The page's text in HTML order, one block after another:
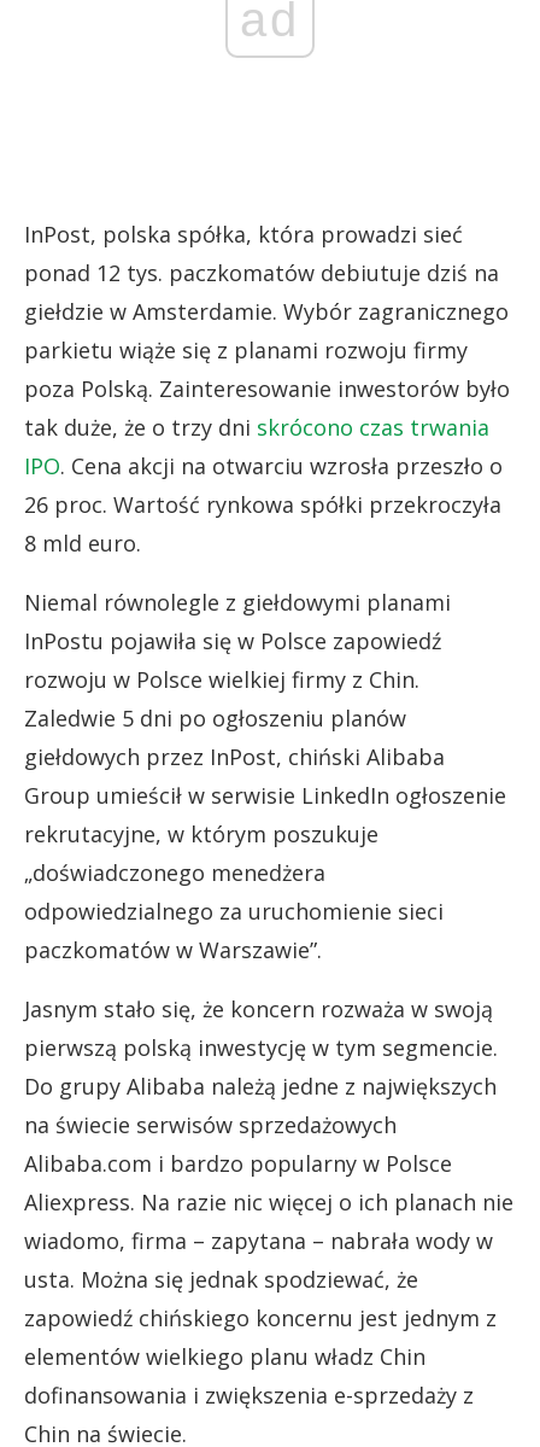
ad
InPost, polska spółka, która prowadzi sieć
ponad 12 tys. paczkomatów debiutuje dziś na
giełdzie w Amsterdamie. Wybór zagranicznego
parkietu wiąże się z planami rozwoju firmy
poza Polską. Zainteresowanie inwestorów było
tak duże, że o trzy dni skrócono czas trwania
IPO. Cena akcji na otwarciu wzrosła przeszło o
26 proc. Wartość rynkowa spółki przekroczyła
8 mld euro.
Niemal równolegle z giełdowymi planami
InPostu pojawiła się w Polsce zapowiedź
rozwoju w Polsce wielkiej firmy z Chin.
Zaledwie 5 dni po ogłoszeniu planów
giełdowych przez InPost, chiński Alibaba
Group umieścił w serwisie LinkedIn ogłoszenie
rekrutacyjne, w którym poszukuje
„doświadczonego menedżera
odpowiedzialnego za uruchomienie sieci
paczkomatów w Warszawie”.
Jasnym stało się, że koncern rozważa w swoją
pierwszą polską inwestycję w tym segmencie.
Do grupy Alibaba należą jedne z największych
na świecie serwisów sprzedażowych
Alibaba.com i bardzo popularny w Polsce
Aliexpress. Na razie nic więcej o ich planach nie
wiadomo, firma – zapytana – nabrała wody w
usta. Można się jednak spodziewać, że
zapowiedź chińskiego koncernu jest jednym z
elementów wielkiego planu władz Chin
dofinansowania i zwiększenia e-sprzedaży z
Chin na świecie.